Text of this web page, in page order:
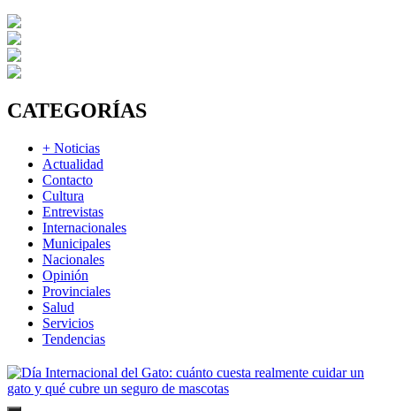
CATEGORÍAS
+ Noticias
Actualidad
Contacto
Cultura
Entrevistas
Internacionales
Municipales
Nacionales
Opinión
Provinciales
Salud
Servicios
Tendencias